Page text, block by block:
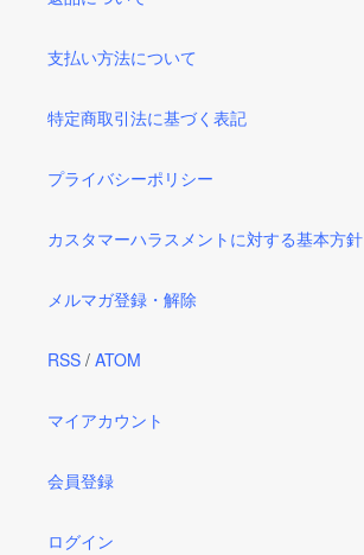
支払い方法について
特定商取引法に基づく表記
プライバシーポリシー
カスタマーハラスメントに対する基本方針
メルマガ登録・解除
RSS / ATOM
マイアカウント
会員登録
ログイン